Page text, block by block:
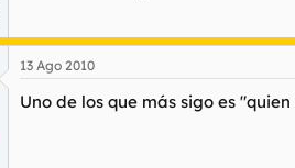
13 Ago 2010
Uno de los que más sigo es